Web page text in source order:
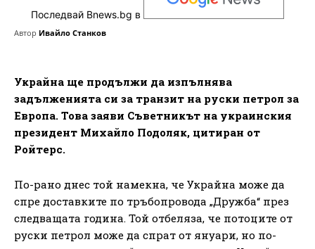
Последвай Bnews.bg в
Автор Ивайло Станков
Украйна ще продължи да изпълнява
задълженията си за транзит на руски петрол за
Европа. Това заяви Съветникът на украинския
президент Михайло Подоляк, цитиран от
Ройтерс.
По-рано днес той намекна, че Украйна може да
спре доставките по тръбопровода „Дружба“ през
следващата година. Той отбеляза, че потоците от
руски петрол може да спрат от януари, но по-